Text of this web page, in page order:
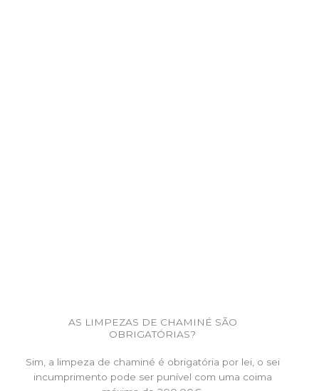
AS LIMPEZAS DE CHAMINÉ SÃO
OBRIGATÓRIAS?
Sim, a limpeza de chaminé é obrigatória por lei, o sei
incumprimento pode ser punível com uma coima